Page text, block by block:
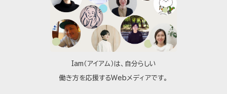
Iam（アイアム）は、自分らしい
働き方を応援するWebメディアです。